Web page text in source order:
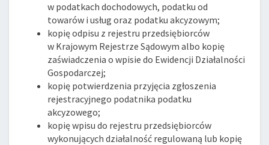
w podatkach dochodowych, podatku od
towarów i usług oraz podatku akcyzowym;
kopię odpisu z rejestru przedsiębiorców
w Krajowym Rejestrze Sądowym albo kopię
zaświadczenia o wpisie do Ewidencji Działalności
Gospodarczej;
kopię potwierdzenia przyjęcia zgłoszenia
rejestracyjnego podatnika podatku
akcyzowego;
kopię wpisu do rejestru przedsiębiorców
wykonujących działalność regulowaną lub kopię